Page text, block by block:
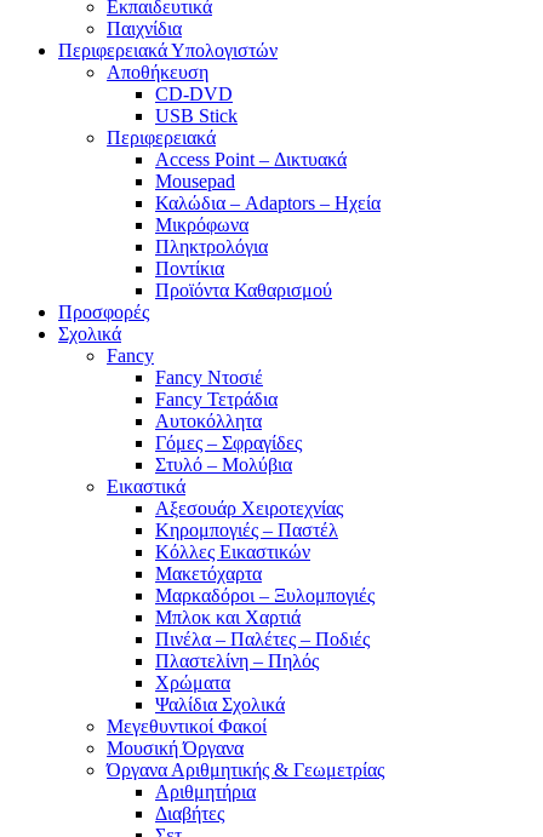
Εκπαιδευτικά
Παιχνίδια
Περιφερειακά Υπολογιστών
Αποθήκευση
CD-DVD
USB Stick
Περιφερειακά
Access Point – Δικτυακά
Mousepad
Καλώδια – Adaptors – Ηχεία
Μικρόφωνα
Πληκτρολόγια
Ποντίκια
Προϊόντα Καθαρισμού
Προσφορές
Σχολικά
Fancy
Fancy Ντοσιέ
Fancy Τετράδια
Αυτοκόλλητα
Γόμες – Σφραγίδες
Στυλό – Μολύβια
Εικαστικά
Αξεσουάρ Χειροτεχνίας
Κηρομπογιές – Παστέλ
Κόλλες Εικαστικών
Μακετόχαρτα
Μαρκαδόροι – Ξυλομπογιές
Μπλοκ και Χαρτιά
Πινέλα – Παλέτες – Ποδιές
Πλαστελίνη – Πηλός
Χρώματα
Ψαλίδια Σχολικά
Μεγεθυντικοί Φακοί
Μουσική Όργανα
Όργανα Αριθμητικής & Γεωμετρίας
Αριθμητήρια
Διαβήτες